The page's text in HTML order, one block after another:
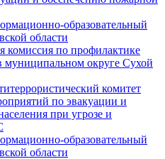
образовательный
области
комиссия по профилактике
муниципальном округе Сухой
комитет
по эвакуации и
при угрозе и
образовательный
области